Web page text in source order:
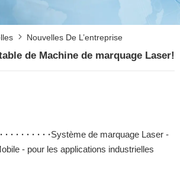
Nouvelles De L’entreprise
de Machine de marquage Laser!
· · · · · · · · ·Système de marquage Laser -
- pour les applications industrielles